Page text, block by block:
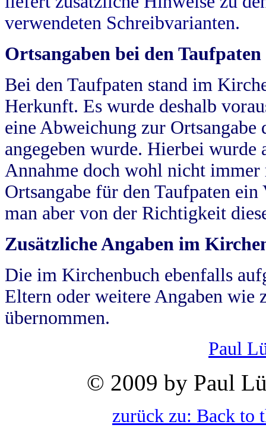
verwendeten Schreibvarianten.
Ortsangaben bei den Taufpaten
Bei den Taufpaten stand im
Herkunft. Es wurde deshalb
eine Abweichung zur
angegeben wurde. Hierbei wurde
Annahme doch wohl nicht
Ortsangabe für den Taufpaten
man aber von der Richtigkeit
Zusätzliche Angaben im
Die im Kirchenbuch ebenfalls
Eltern oder weitere Angaben wie
übernommen.
Paul
© 2009 by Paul
zurück zu: Back to